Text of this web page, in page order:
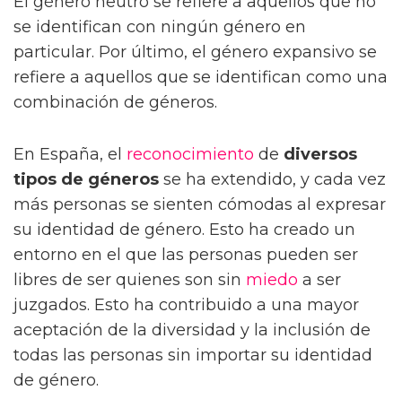
se identifican con ningún género en
particular. Por último, el género expansivo se
refiere a aquellos que se identifican como una
combinación de géneros.
En España, el reconocimiento de diversos
tipos de géneros se ha extendido, y cada vez
más personas se sienten cómodas al expresar
su identidad de género. Esto ha creado un
entorno en el que las personas pueden ser
libres de ser quienes son sin miedo a ser
juzgados. Esto ha contribuido a una mayor
aceptación de la diversidad y la inclusión de
todas las personas sin importar su identidad
de género.